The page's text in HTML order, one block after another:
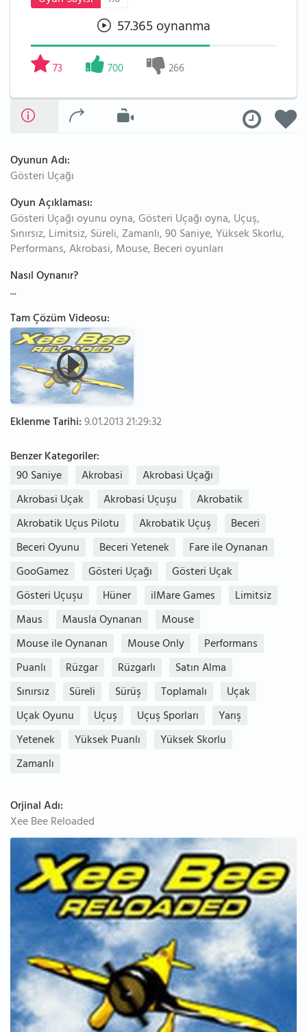
57.365 oynanma
73 700 266
Oyunun Adı:
Gösteri Uçağı
Oyun Açıklaması:
Gösteri Uçağı oyunu oyna, Gösteri Uçağı oyna, Uçuş,
Sınırsız, Limitsiz, Süreli, Zamanlı, 90 Saniye, Yüksek Skorlu,
Performans, Akrobasi, Mouse, Beceri oyunları
Nasıl Oynanır?
...
Tam Çözüm Videosu:
Eklenme Tarihi:9.01.2013 21:29:32
Benzer Kategoriler:
90 Saniye
Akrobasi
Akrobasi Uçağı
Akrobasi Uçak
Akrobasi Uçuşu
Akrobatik
Akrobatik Uçus Pilotu
Akrobatik Uçuş
Beceri
Beceri Oyunu
Beceri Yetenek
Fare ile Oynanan
GooGamez
Gösteri Uçağı
Gösteri Uçak
Gösteri Uçuşu
Hüner ilMare Games
Limitsiz
Maus
Mausla Oynanan
Mouse
Mouse ile Oynanan
Mouse Only
Performans
Puanlı
Rüzgar Rüzgarlı
Satın Alma
Sınırsız
Süreli Sürüş Toplamalı
Uçak
Uçak Oyunu
Uçuş Uçuş Sporları
Yarış
Yetenek
Yüksek Puanlı
Yüksek Skorlu
Zamanlı
Orjinal Adı:
Xee Bee Reloaded